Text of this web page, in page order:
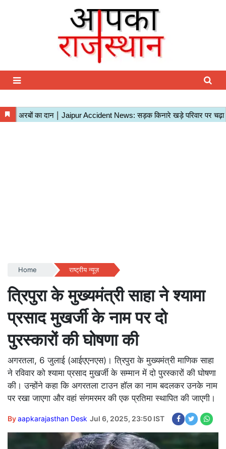
Home राष्ट्रीय न्यूज़
त्रिपुरा के मुख्यमंत्री साहा ने श्यामा
प्रसाद मुखर्जी के नाम पर दो
पुरस्कारों की घोषणा की
अगरतला, 6 जुलाई (आईएएनएस)। त्रिपुरा के मुख्यमंत्री माणिक साहा
ने रविवार को श्यामा प्रसाद मुखर्जी के सम्मान में दो पुरस्कारों की घोषणा
की। उन्होंने कहा कि अगरतला टाउन हॉल का नाम बदलकर उनके नाम
पर रखा जाएगा और वहां संगमरमर की एक प्रतिमा स्थापित की जाएगी।
Byaapkarajasthan Desk Jul 6, 2025, 23:50 IST